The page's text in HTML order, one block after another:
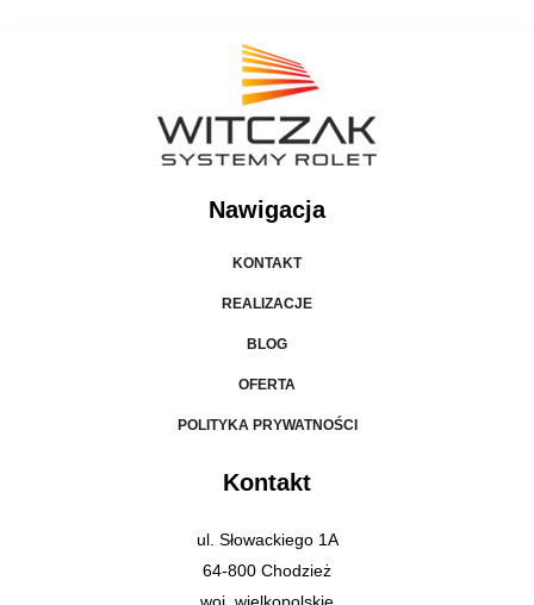
Nawigacja
KONTAKT
REALIZACJE
BLOG
OFERTA
POLITYKA PRYWATNOŚCI
Kontakt
ul. Słowackiego 1A
64-800 Chodzież